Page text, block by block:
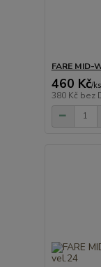
FARE MID-
460 Kč/ks
380 Kč bez